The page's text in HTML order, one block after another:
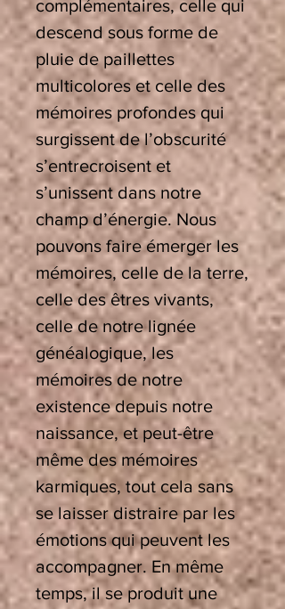
complémentaires, celle qui
descend sous forme de
pluie de paillettes
multicolores et celle des
mémoires profondes qui
surgissent de l’obscurité
s’entrecroisent et
s’unissent dans notre
champ d’énergie. Nous
pouvons faire émerger les
mémoires, celle de la terre,
celle des êtres vivants,
celle de notre lignée
généalogique, les
mémoires de notre
existence depuis notre
naissance, et peut-être
même des mémoires
karmiques, tout cela sans
se laisser distraire par les
émotions qui peuvent les
accompagner. En même
temps, il se produit une